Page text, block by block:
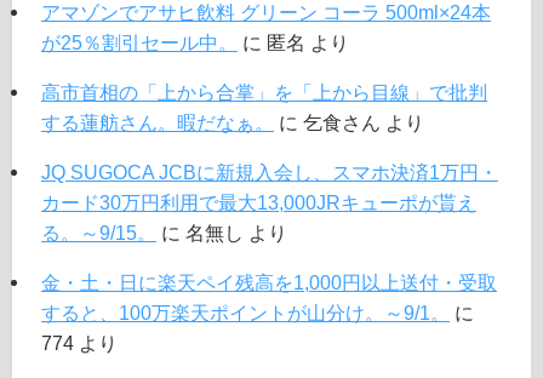
アマゾンでアサヒ飲料 グリーン コーラ 500ml×24本
が25％割引セール中。
に 匿名 より
高市首相の「上から合掌」を「上から目線」で批判
する蓮舫さん。暇だなぁ。
に 乞食さん より
JQ SUGOCA JCBに新規入会し、スマホ決済1万円・
カード30万円利用で最大13,000JRキューポが貰え
る。～9/15。
に 名無し より
金・土・日に楽天ペイ残高を1,000円以上送付・受取
すると、100万楽天ポイントが山分け。～9/1。
に
774より